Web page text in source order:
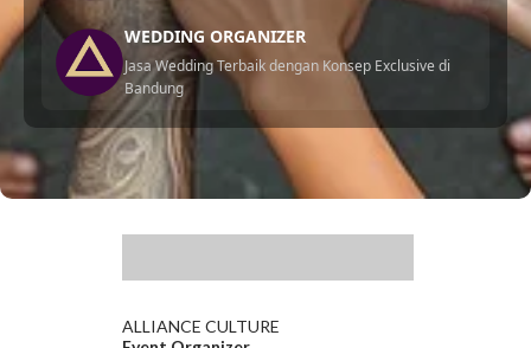
WEDDING ORGANIZER
Jasa Wedding Terbaik dengan Konsep Exclusive di
Bandung
ALLIANCE CULTURE